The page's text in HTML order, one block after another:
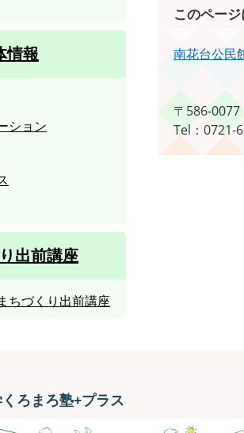
このペー
南花台公民
〒586-0077
Tel：0721-
情報
ション
出前講座
ちづくり出前講座
ろまろ塾+プラス